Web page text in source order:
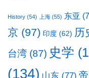
History (54) 上海 (55) 东亚
京 (97) 印度 (62) 历
台湾 (87) 史学
(134) 山东 (77)